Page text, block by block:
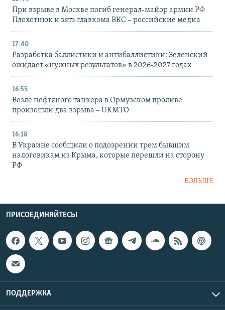
При взрыве в Москве погиб генерал-майор армии РФ
Плохотнюк и зять главкома ВКС – российские медиа
17:40
Разработка баллистики и антибаллистики: Зеленский
ожидает «нужных результатов» в 2026-2027 годах
16:55
Возле нефтяного танкера в Ормузском проливе
произошли два взрыва – UKMTO
16:18
В Украине сообщили о подозрении трем бывшим
налоговикам из Крыма, которые перешли на сторону
РФ
БОЛЬШЕ
ПРИСОЕДИНЯЙТЕСЬ!
ПОДДЕРЖКА